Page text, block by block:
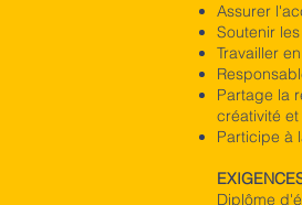
Assurer
Soutenir
Travailler
Partage la
créativité
Participe à
Diplôme